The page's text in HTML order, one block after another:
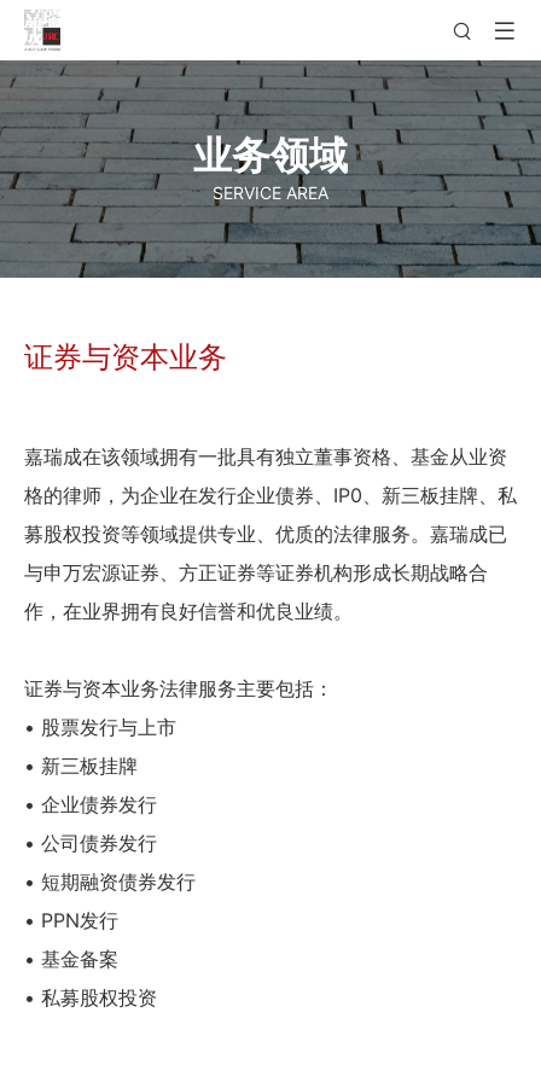
业务领域
SERVICE AREA
证券与资本业务
嘉瑞成在该领域拥有一批具有独立董事资格、基金从业资
格的律师，为企业在发行企业债券、IP0、新三板挂牌、私
募股权投资等领域提供专业、优质的法律服务。嘉瑞成已
与申万宏源证券、方正证券等证券机构形成长期战略合
作，在业界拥有良好信誉和优良业绩。
证券与资本业务法律服务主要包括：
• 股票发行与上市
• 新三板挂牌
• 企业债券发行
• 公司债券发行
• 短期融资债券发行
• PPN发行
• 基金备案
• 私募股权投资